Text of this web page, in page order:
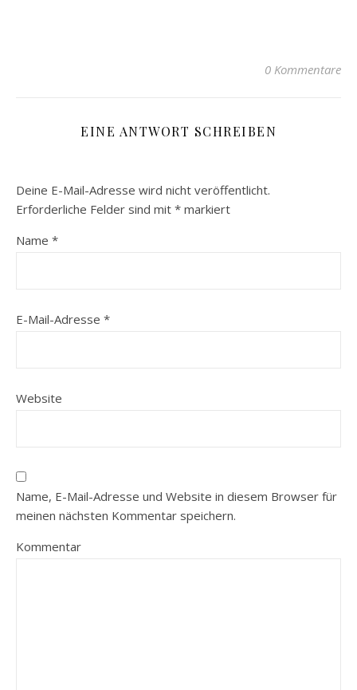
0 Kommentare
EINE ANTWORT SCHREIBEN
Deine E-Mail-Adresse wird nicht veröffentlicht.
Erforderliche Felder sind mit * markiert
Name *
E-Mail-Adresse *
Website
Name, E-Mail-Adresse und Website in diesem Browser für
meinen nächsten Kommentar speichern.
Kommentar